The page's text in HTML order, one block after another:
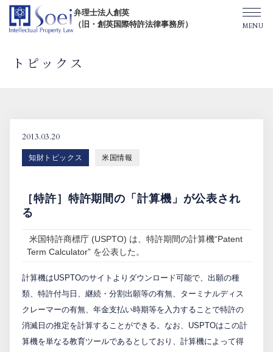
弁理士法人創英
（旧・創英国際特許法律事務所）
弁理士紹介
TOPICS/出版物/セミナー
SHIP（米国直接出願）
PCTnavi
Blog
トピックス
2013.03.20
知財トピックス 米国情報
［特許］特許期間の「計算機」が公表され
る
米国特許商標庁 (USPTO) は、特許期間の計算機“Patent
Term Calculator” を公表した。
計算機はUSPTOのサイトよりダウンロード可能で、出願の種
類、特許付与日、継続・分割出願等の有無、ターミナルディス
クレーマーの有無、年金支払い時期等を入力することで特許の
消滅日の推定を計算することができる。なお、USPTOはこの計
算機を単なる教育ツールであるとしており、計算機によって得